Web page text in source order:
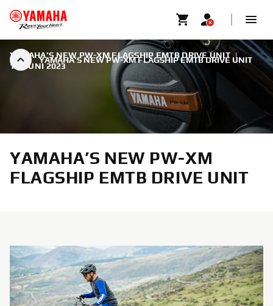
YAMAHA’S NEW PW-XM FLAGSHIP EMTB DRIVE UNIT
YAMAHA’S NEW PW-XM FLAGSHIP EMTB DRIVE UNIT |
19. JUNI 2023
YAMAHA’S NEW PW-XM
FLAGSHIP EMTB DRIVE UNIT